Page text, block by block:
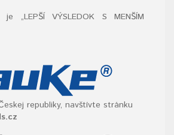
je „LEPŠÍ VÝSLEDOK S MENŠÍM
republiky, navštívte stránku